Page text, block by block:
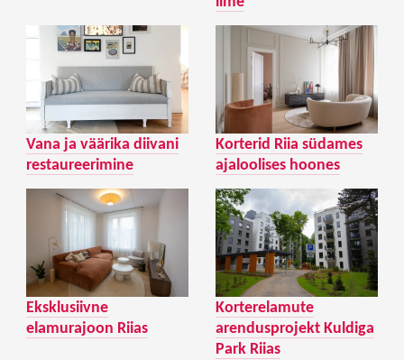
Vana ja väärika diivani
restaureerimine
Korterid Riia südames
ajaloolises hoones
Eksklusiivne
elamurajoon Riias
Korterelamute
arendusprojekt Kuldiga
Park Riias